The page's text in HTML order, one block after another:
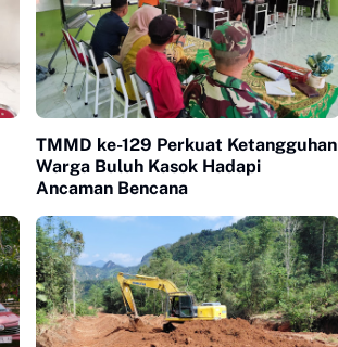
TMMD ke-129 Perkuat Ketangguhan
Warga Buluh Kasok Hadapi
Ancaman Bencana